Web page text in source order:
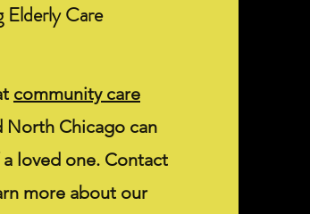
Elderly Care
community care
North Chicago can
loved one. Contact
more about our